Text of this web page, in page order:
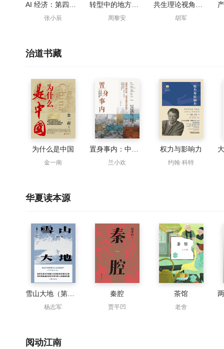
张小辰 周黎安 胡军
治道书藏
为什么是中国
金一南 兰小欢
权力与影响力
约翰·科特
华夏读本源
杨志军
秦腔
贾平凹
茶馆
老舍
阅动江南